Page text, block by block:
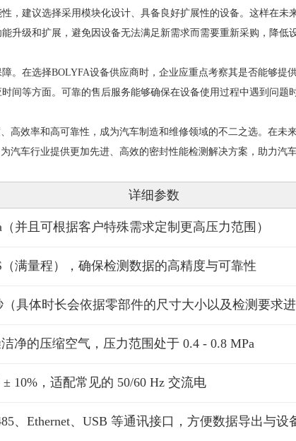
，建议选择采用模块化设计、具备良好扩展性的设备。这样在未
升级和扩展，避免因设备无法满足新需求而需要重新采购，降低
。在选择BOLYFA设备供应商时，企业应重点考察其是否能够提
间等方面。可靠的售后服务能够确保在设备使用过程中遇到问题
高效率和高可靠性，成为汽车制造和维修领域的不二之选。在未
汽车行业提供更加先进、高效的密封性能检测解决方案，助力汽
详细参数
（并且可根据客户特殊需求定制更高压力范围）
（满量程），确保检测数据的高精度与可靠性
（具体时长会依据零部件的尺寸大小以及检测要求进
净的压缩空气，压力范围处于 0.4 - 0.8 MPa
± 10%，适配常见的 50/60 Hz 交流电
、Ethernet、USB 等通讯接口，方便数据导出与设